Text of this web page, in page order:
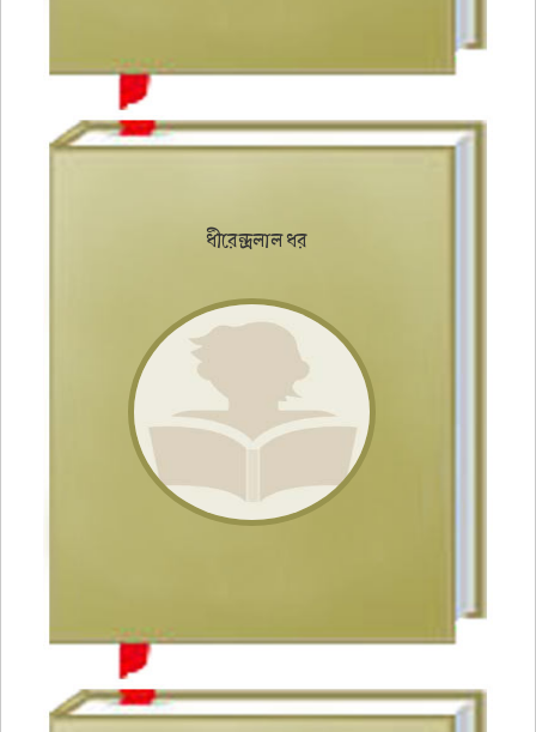
ধীরেন্দ্রলাল ধর